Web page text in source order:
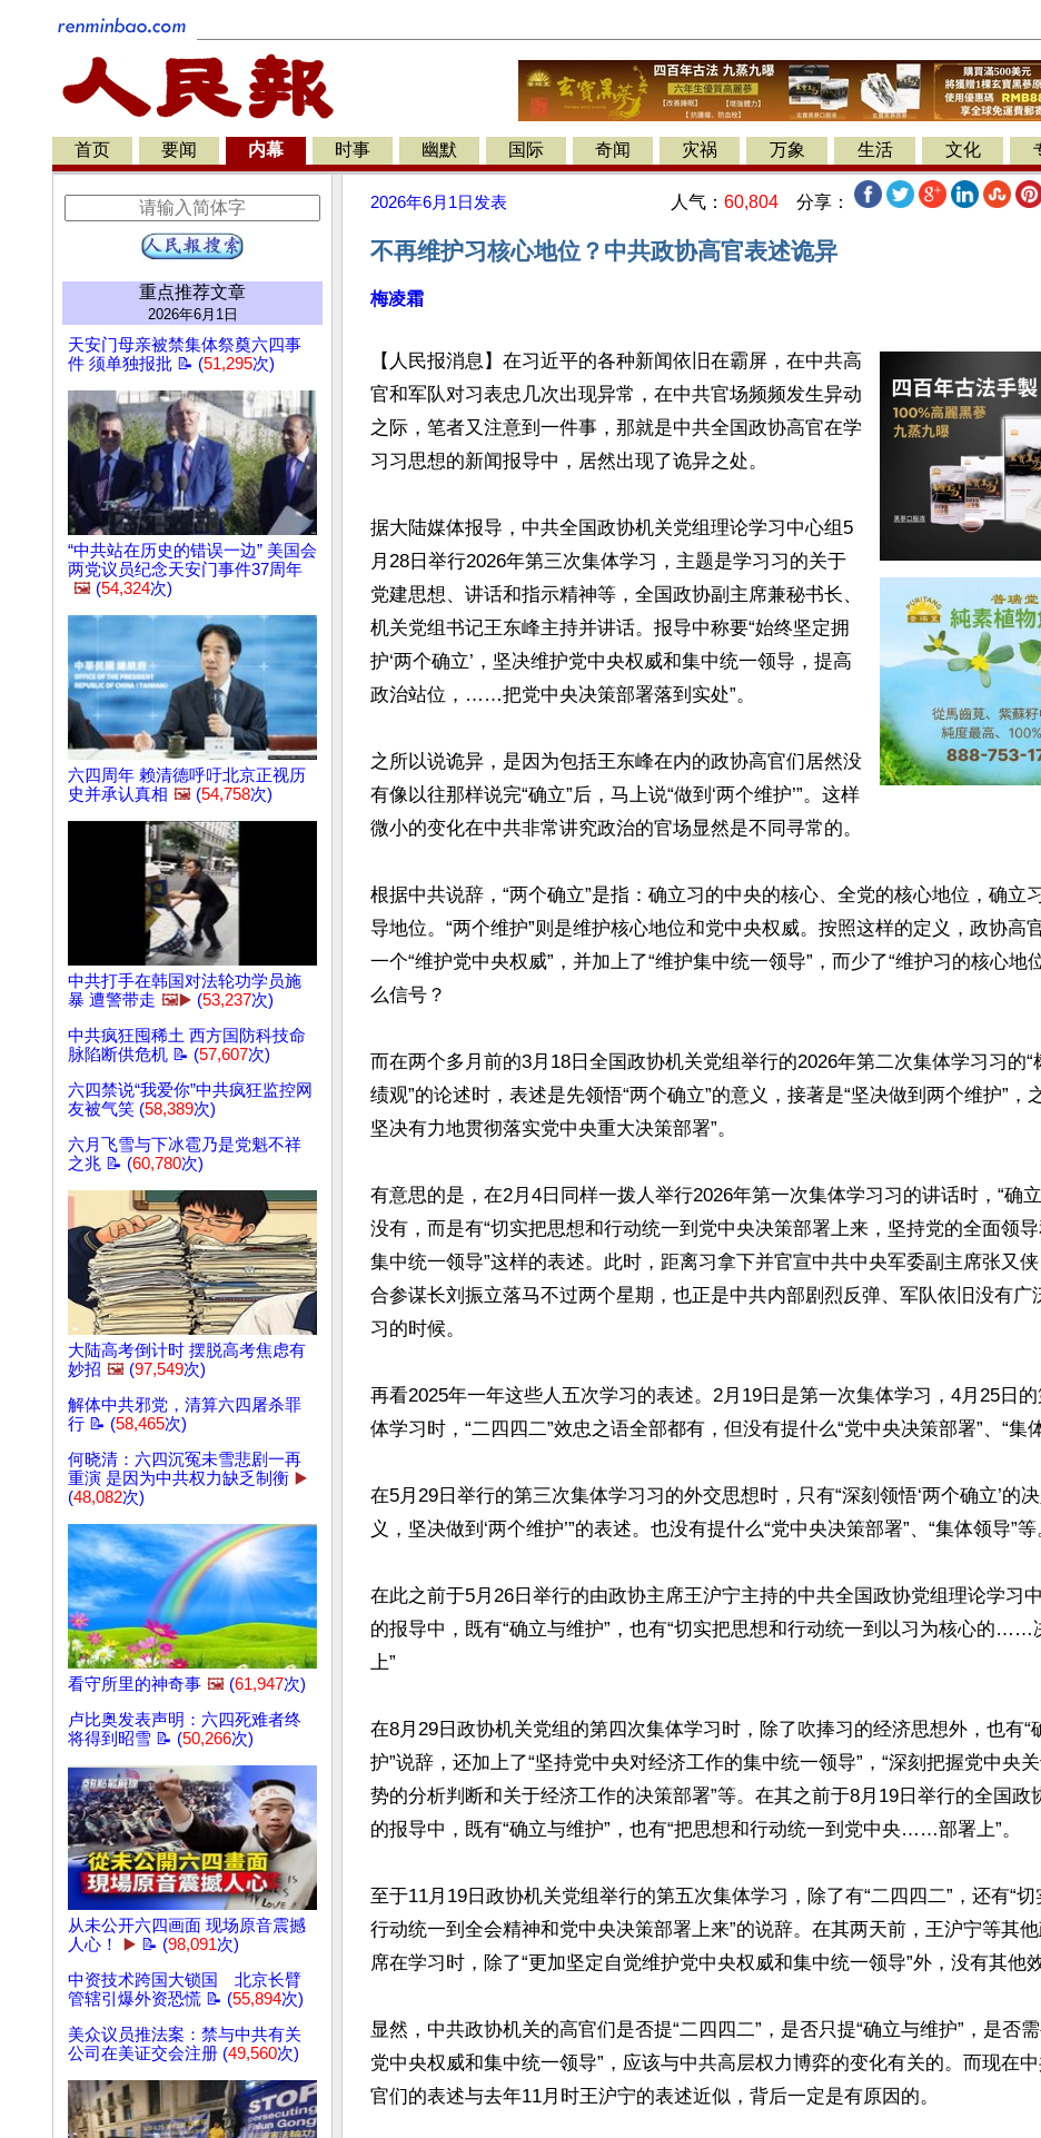
首页 要闻 内幕 时事 幽默 国际 奇闻 灾祸 万象 生活 文化
重点推荐文章
2026年6月1日
天安门母亲被禁集体祭奠六四事
件 须单独报批 📝 (51,295次)
“中共站在历史的错误一边” 美国会
两党议员纪念天安门事件37周年
🖼️ (54,324次)
六四周年 赖清德呼吁北京正视历
史并承认真相 🖼️ (54,758次)
中共打手在韩国对法轮功学员施
暴 遭警带走 🖼️▶️ (53,237次)
中共疯狂囤稀土 西方国防科技命
脉陷断供危机 📝 (57,607次)
六四禁说“我爱你”中共疯狂监控网
友被气笑 (58,389次)
六月飞雪与下冰雹乃是党魁不祥
之兆 📝 (60,780次)
大陆高考倒计时 摆脱高考焦虑有
妙招 🖼️ (97,549次)
解体中共邪党，清算六四屠杀罪
行 📝 (58,465次)
何晓清：六四沉冤未雪悲剧一再
重演 是因为中共权力缺乏制衡 ▶️
(48,082次)
看守所里的神奇事 🖼️ (61,947次)
卢比奥发表声明：六四死难者终
将得到昭雪 📝 (50,266次)
从未公开六四画面 现场原音震撼
人心！
▶️ 📝 (98,091次)
中资技术跨国大锁国 北京长臂
管辖引爆外资恐慌 📝 (55,894次)
美众议员推法案：禁与中共有关
公司在美证交会注册 (49,560次)
2026年6月1日 发表 人气： 60,804 分享：
不再维护习核心地位？中共政协高官表述诡异
梅凌霜
【人民报消息】在习近平的各种新闻依旧在霸屏，在中共高
官和军队对习表忠几次出现异常，在中共官场频频发生异动
之际，笔者又注意到一件事，那就是中共全国政协高官在学
习习思想的新闻报导中，居然出现了诡异之处。
据大陆媒体报导，中共全国政协机关党组理论学习中心组5
月28日举行2026年第三次集体学习，主题是学习习的关于
党建思想、讲话和指示精神等，全国政协副主席兼秘书长、
机关党组书记王东峰主持并讲话。报导中称要“始终坚定拥
护‘两个确立’，坚决维护党中央权威和集中统一领导，提高
政治站位，……把党中央决策部署落到实处”。
之所以说诡异，是因为包括王东峰在内的政协高官们居然没
有像以往那样说完“确立”后，马上说“做到‘两个维护’”。这样
微小的变化在中共非常讲究政治的官场显然是不同寻常的。
根据中共说辞，“两个确立”是指：确立习的中央的核心、全党的核心地位，确立
导地位。“两个维护”则是维护核心地位和党中央权威‌。按照这样的定义，政协高官们只提了
一个“维护党中央权威”，并加上了“维护集中统一领导”，而少了“维护习的核心地
么信号？
而在两个多月前的3月18日全国政协机关党组举行的2026年第二次集体学习习的“
绩观”的论述时，表述是先领悟“两个确立”的意义，接著是“坚决做到两个维护”，
坚决有力地贯彻落实党中央重大决策部署”。
有意思的是，在2月4日同样一拨人举行2026年第一次集体学习习的讲话时，“确
没有，而是有“切实把思想和行动统一到党中央决策部署上来，坚持党的全面领
集中统一领导”这样的表述。此时，距离习拿下并官宣中共中央军委副主席张又
合参谋长刘振立落马不过两个星期，也正是中共内部剧烈反弹、军队依旧没有广
习的时候。
再看2025年一年这些人五次学习的表述。2月19日是第一次集体学习，4月25日
体学习时，“二四四二”效忠之语全部都有，但没有提什么“党中央决策部署”、“集体
在5月29日举行的第三次集体学习习的外交思想时，只有“深刻领悟‘两个确立’的
义，坚决做到‘两个维护’”的表述。也没有提什么“党中央决策部署”、“集体领导”等
在此之前于5月26日举行的由政协主席王沪宁主持的中共全国政协党组理论学习
的报导中，既有“确立与维护”，也有“切实把思想和行动统一到以习为核心的……
上”
在8月29日政协机关党组的第四次集体学习时，除了吹捧习的经济思想外，也有“
护”说辞，还加上了“坚持党中央对经济工作的集中统一领导”，“深刻把握党中央
势的分析判断和关于经济工作的决策部署”等。在其之前于8月19日举行的全国政
的报导中，既有“确立与维护”，也有“把思想和行动统一到党中央……部署上”。
至于11月19日政协机关党组举行的第五次集体学习，除了有“二四四二”，还有“
行动统一到全会精神和党中央决策部署上来”的说辞。在其两天前，王沪宁等其
席在学习时，除了“更加坚定自觉维护党中央权威和集中统一领导”外，没有其他效
显然，中共政协机关的高官们是否提“二四四二”，是否只提“确立与维护”，是否
党中央权威和集中统一领导”，应该与中共高层权力博弈的变化有关的。而现在
官们的表述与去年11月时王沪宁的表述近似，背后一定是有原因的。